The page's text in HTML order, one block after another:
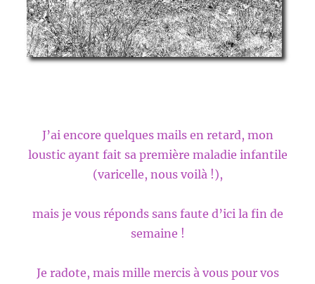
J’ai encore quelques mails en retard, mon
loustic ayant fait sa première maladie infantile
(varicelle, nous voilà !),
mais je vous réponds sans faute d’ici la fin de
semaine !
Je radote, mais mille mercis à vous pour vos